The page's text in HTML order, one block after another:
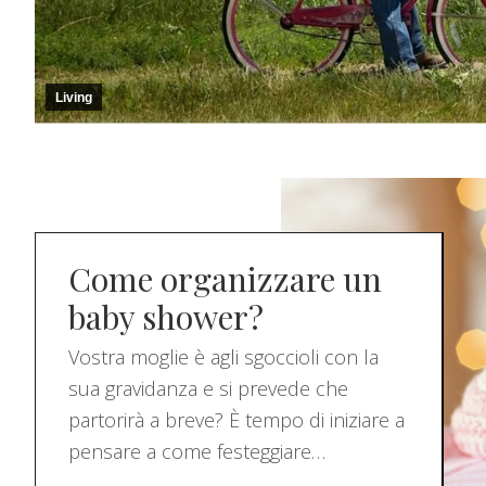
Living
Come organizzare un
baby shower?
Vostra moglie è agli sgoccioli con la
sua gravidanza e si prevede che
partorirà a breve? È tempo di iniziare a
pensare a come festeggiare…